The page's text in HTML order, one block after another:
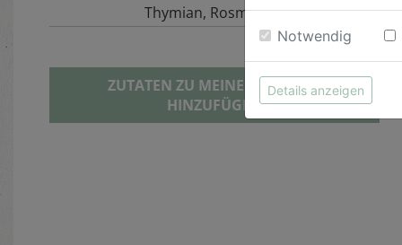
Thymian, Rosmarin,...)
ZUTATEN ZU MEINER BIOKISTE
HINZUFÜGEN
Notwendig
Details anzeigen